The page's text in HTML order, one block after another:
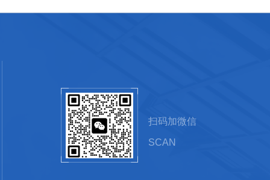
扫码加微信
SCAN